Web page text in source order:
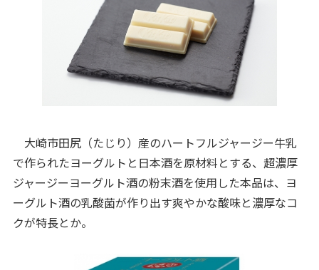
大崎市田尻（たじり）産のハートフルジャージー牛乳
で作られたヨーグルトと日本酒を原材料とする、超濃厚
ジャージーヨーグルト酒の粉末酒を使用した本品は、ヨ
ーグルト酒の乳酸菌が作り出す爽やかな酸味と濃厚なコ
クが特長とか。